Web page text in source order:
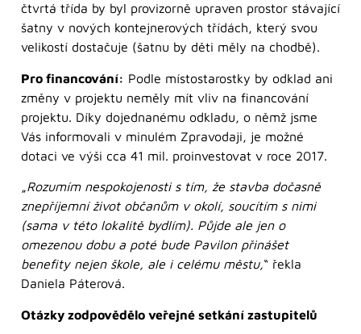
čtvrtá třída by byl provizorně upraven prostor stávající
šatny v nových kontejnerových třídách, který svou
velikostí dostačuje (šatnu by děti měly na chodbě).
Pro financování: Podle místostarostky by odklad ani
změny v projektu neměly mít vliv na financování
projektu. Díky dojednanému odkladu, o němž jsme
Vás informovali v minulém Zpravodaji, je možné
dotaci ve výši cca 41 mil. proinvestovat v roce 2017.
„Rozumím nespokojenosti s tím, že stavba dočasně
znepříjemní život občanům v okolí, soucítím s nimi
(sama v této lokalitě bydlím). Půjde ale jen o
omezenou dobu a poté bude Pavilon přinášet
benefity nejen škole, ale i celému městu,“ řekla
Daniela Páterová.
Otázky zodpovědělo veřejné setkání zastupitelů